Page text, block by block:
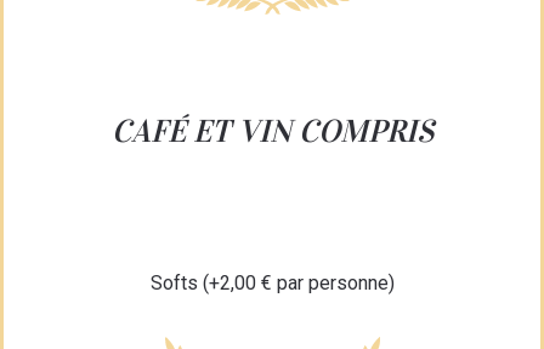
CAFÉ ET VIN COMPRIS
Softs (+2,00 € par personne)